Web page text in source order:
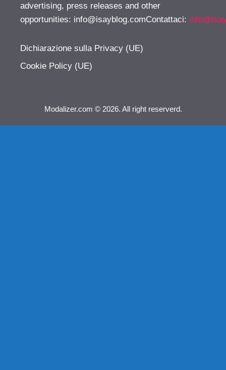
advertising, press releases and other
opportunities: info@isayblog.comContattaci:
Dichiarazione sulla Privacy (UE)
Cookie Policy (UE)
Modalizer.com © 2026. All right reserverd.